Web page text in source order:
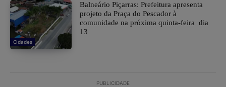
Cidades
Balneário Piçarras: Prefeitura apresenta
projeto da Praça do Pescador à
comunidade na próxima quinta-feira dia
13
PUBLICIDADE